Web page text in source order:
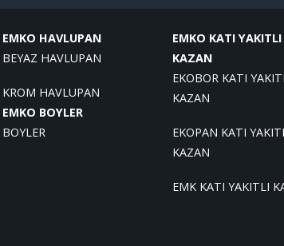
EMKO HAVLUPAN
BEYAZ HAVLUPAN
KROM HAVLUPAN
EMKO BOYLER
BOYLER
EMKO KATI YAKITLI
KAZAN
EKOBOR KATI
KAZAN
EKOPAN KATI
KAZAN
EMK KATI YAKITLI